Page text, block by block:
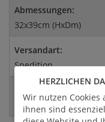
Abmessungen:
32x39cm (HxDm)
Versandart:
Spedition
4056026316379
HERZLICHEN
Wir nutzen Cookies
ihnen sind